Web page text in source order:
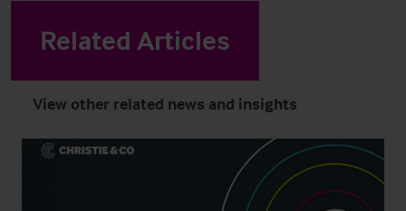
Related Articles
View other related news and insights